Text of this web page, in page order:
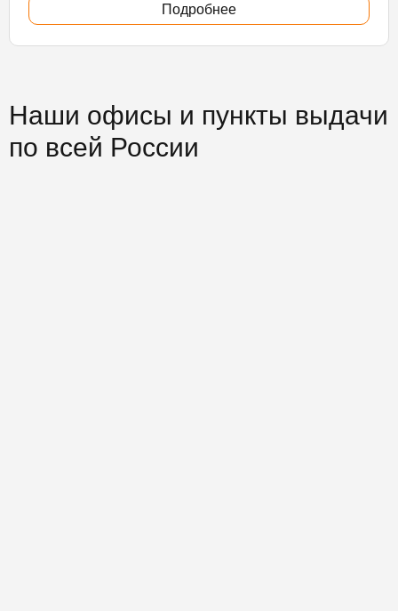
Подробнее
Наши офисы и пункты выдачи
по всей России